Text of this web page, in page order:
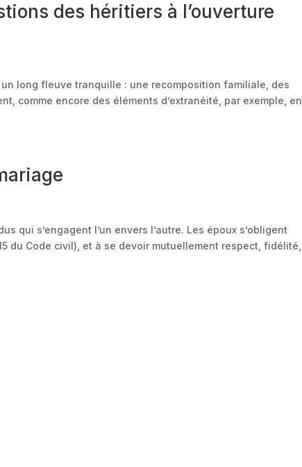
des héritiers à l’ouverture
long fleuve tranquille : une recomposition familiale, des
comme encore des éléments d’extranéité, par exemple, en
qui s’engagent l’un envers l’autre. Les époux s’obligent
du Code civil), et à se devoir mutuellement respect, fidélité,